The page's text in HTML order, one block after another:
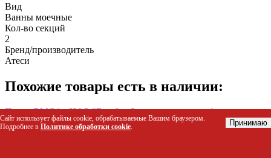
Вид
Ванны моечные
Кол-во секций
2
Бренд/производитель
Атеси
Похожие товары есть в наличии:
Полка ВМСб - 630/2 "Base", с 2-мя отверстиями, борт
Код: 58692
Сайт использует файлы cookie, обрабатываемые Вашим браузером.
Подробнее в Политике обработки cookie. Принимаю